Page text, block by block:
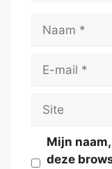
Naam
Site
Mijn
deze